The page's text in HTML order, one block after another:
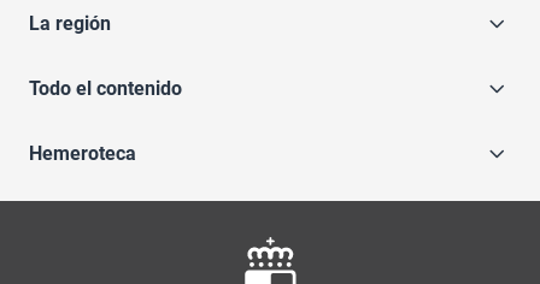
La región
Todo el contenido
Hemeroteca